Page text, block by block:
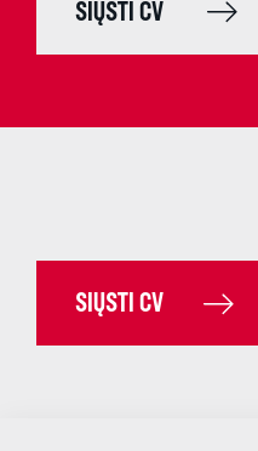
SIŲSTI CV
SIŲSTI CV